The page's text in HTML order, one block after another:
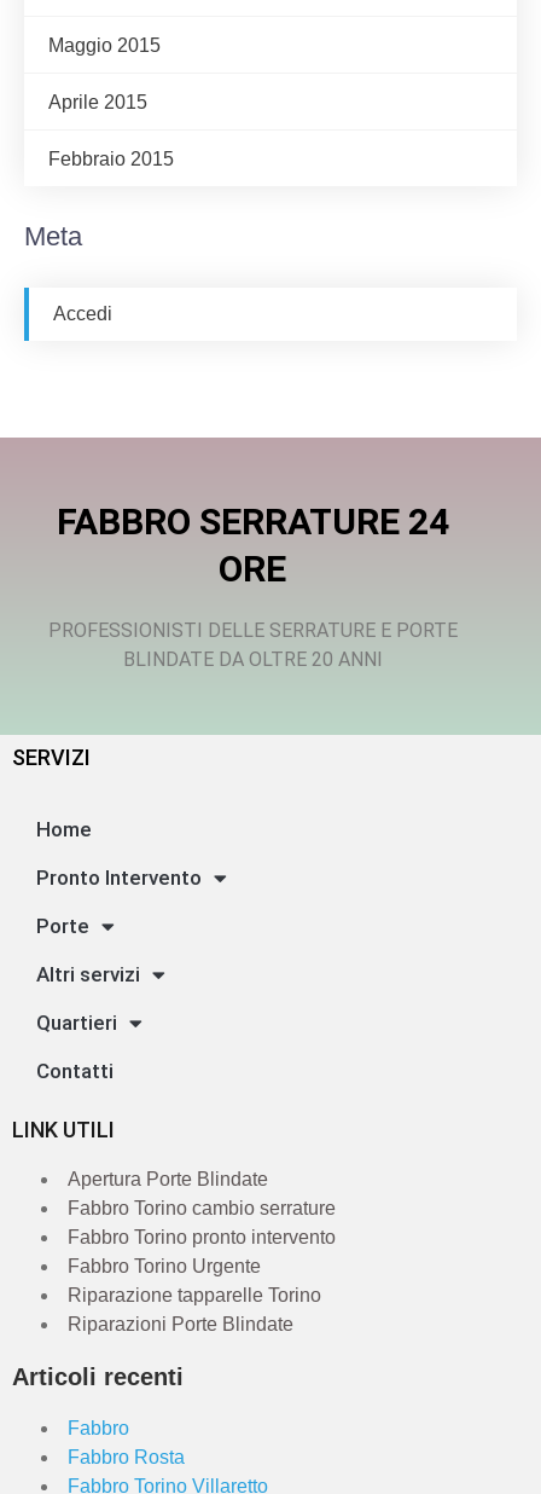
Maggio 2015
Aprile 2015
Febbraio 2015
Meta
Accedi
FABBRO SERRATURE 24
ORE
PROFESSIONISTI DELLE SERRATURE E PORTE
BLINDATE DA OLTRE 20 ANNI
SERVIZI
Home
Pronto Intervento
Porte
Altri servizi
Quartieri
Contatti
LINK UTILI
Apertura Porte Blindate
Fabbro Torino cambio serrature
Fabbro Torino pronto intervento
Fabbro Torino Urgente
Riparazione tapparelle Torino
Riparazioni Porte Blindate
Articoli recenti
Fabbro
Fabbro Rosta
Fabbro Torino Villaretto